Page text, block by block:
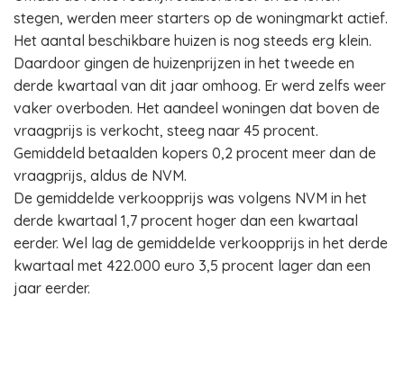
stegen, werden meer starters op de woningmarkt actief.
Het aantal beschikbare huizen is nog steeds erg klein.
Daardoor gingen de huizenprijzen in het tweede en
derde kwartaal van dit jaar omhoog. Er werd zelfs weer
vaker overboden. Het aandeel woningen dat boven de
vraagprijs is verkocht, steeg naar 45 procent.
Gemiddeld betaalden kopers 0,2 procent meer dan de
vraagprijs, aldus de NVM.
De gemiddelde verkoopprijs was volgens NVM in het
derde kwartaal 1,7 procent hoger dan een kwartaal
eerder. Wel lag de gemiddelde verkoopprijs in het derde
kwartaal met 422.000 euro 3,5 procent lager dan een
jaar eerder.